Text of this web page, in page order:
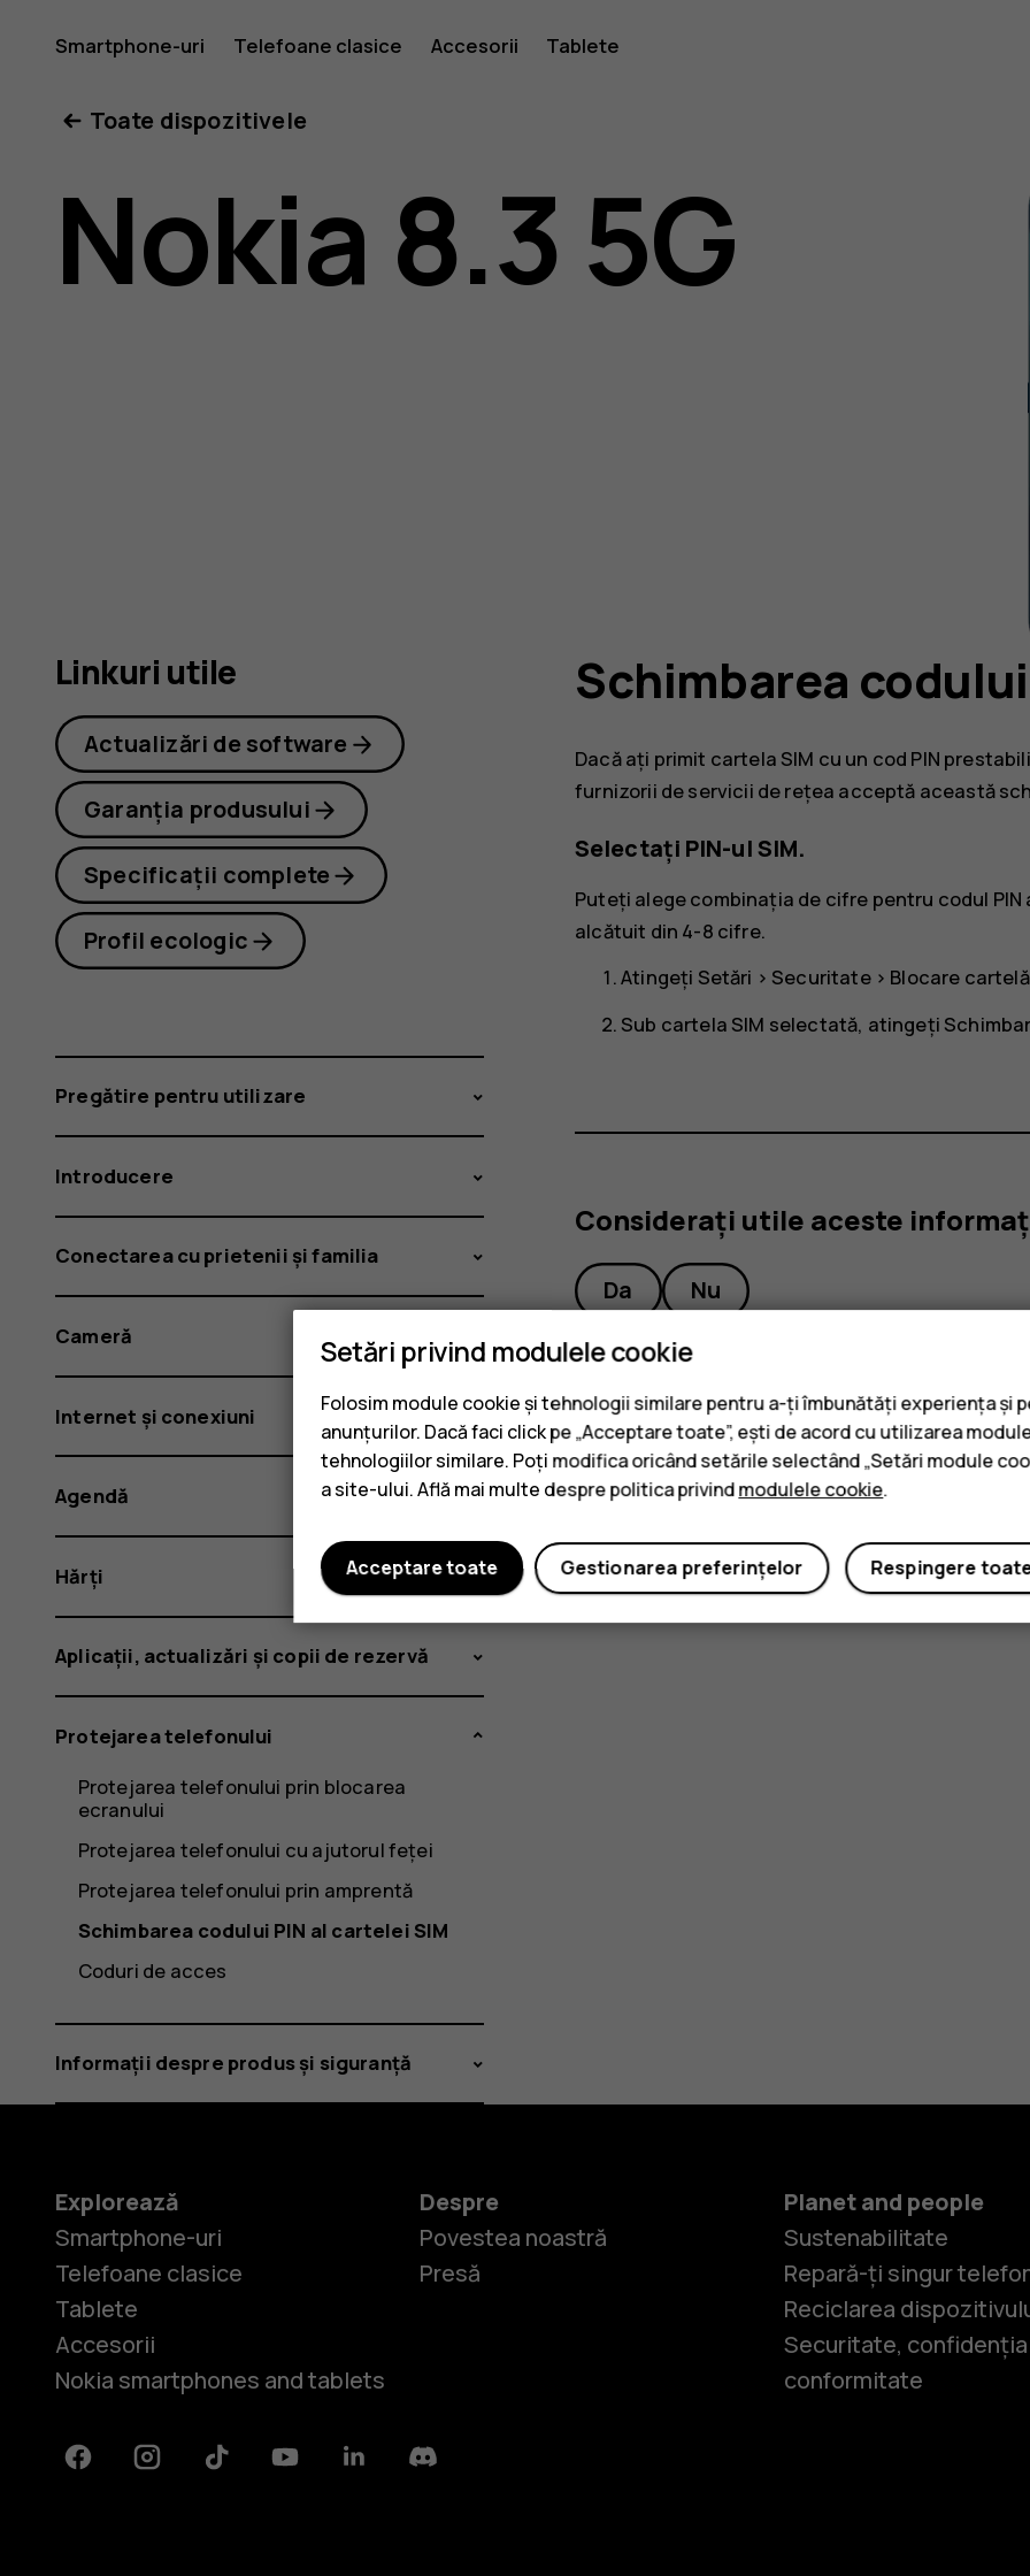
Ghid
de
utilizare
5G
Smartphone-uri Telefoane clasice Accesorii Tablete
Toate dispozitivele
Nokia 8.3 5G
Schimbarea
Dacă ați primit cartela SIM cu un cod PIN
furnizorii de servicii de rețea acceptă această
Selectați PIN-ul SIM.
Puteți alege combinația de cifre pentru codul
alcătuit din 4-8 cifre.
Atingeți Setări > Securitate> Blocare
Sub cartela SIM selectată, atingeți
Considerați utile aceste
Da Nu
Linkuri utile
Actualizări de software
Garanția produsului
Specificații complete
Profil ecologic
Pregătire pentru utilizare
Introducere
Conectarea cu prietenii și familia
Cameră
Internet și conexiuni
Agendă
Hărți
Aplicații, actualizări și copii de rezervă
Protejarea telefonului
Protejarea telefonului prin blocarea
ecranului
Protejarea telefonului cu ajutorul feței
Protejarea telefonului prin amprentă
Schimbarea codului PIN al cartelei SIM
Coduri de acces
Informații despre produs și siguranță
Explorează
Smartphone-uri
Telefoane clasice
Tablete
Accesorii
Nokia smartphones and tablets
Despre
Povestea noastră
Presă
Planet and people
Sustenabilitate
Repară-ți singur
Reciclarea
Securitate,
conformitate
FacebookInstagramTiktok YoutubeLinkedinDiscord
Setări privind modulele cookie
Folosim module cookie și tehnologii similare pentru a-ți îmbunătăți experiența și
anunțurilor. Dacă faci click pe „Acceptare toate”, ești de acord cu utilizarea
tehnologiilor similare. Poți modifica oricând setările selectând „Setări module
a site-ului. Află mai multe despre politica privindmodulele cookie.
Respingere
Gestionarea preferințelor
Acceptare toate